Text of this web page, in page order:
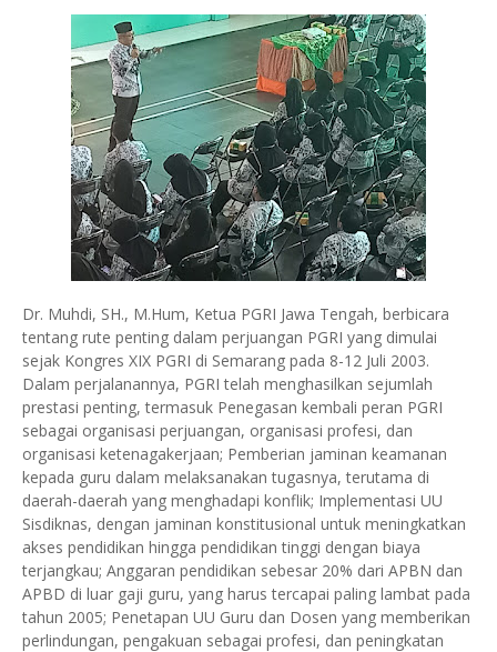
Dr. Muhdi, SH., M.Hum, Ketua PGRI Jawa Tengah, berbicara
tentang rute penting dalam perjuangan PGRI yang dimulai
sejak Kongres XIX PGRI di Semarang pada 8-12 Juli 2003.
Dalam perjalanannya, PGRI telah menghasilkan sejumlah
prestasi penting, termasuk Penegasan kembali peran PGRI
sebagai organisasi perjuangan, organisasi profesi, dan
organisasi ketenagakerjaan; Pemberian jaminan keamanan
kepada guru dalam melaksanakan tugasnya, terutama di
daerah-daerah yang menghadapi konflik; Implementasi UU
Sisdiknas, dengan jaminan konstitusional untuk meningkatkan
akses pendidikan hingga pendidikan tinggi dengan biaya
terjangkau; Anggaran pendidikan sebesar 20% dari APBN dan
APBD di luar gaji guru, yang harus tercapai paling lambat pada
tahun 2005; Penetapan UU Guru dan Dosen yang memberikan
perlindungan, pengakuan sebagai profesi, dan peningkatan